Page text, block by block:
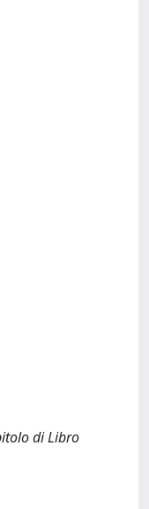
di Libro